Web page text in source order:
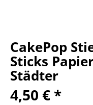
CakePop
Sticks
Städter
4,50 € *